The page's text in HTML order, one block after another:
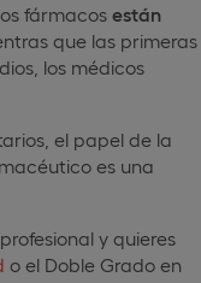
fármacos están
que las primeras
los médicos
el papel de la
es una
y quieres
o el Doble Grado en